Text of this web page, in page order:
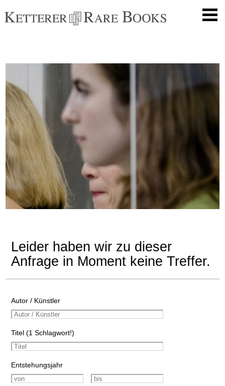
Leider haben wir zu dieser
Anfrage in Moment keine Treffer.
Autor / Künstler
Titel (1 Schlagwort!)
Entstehungsjahr